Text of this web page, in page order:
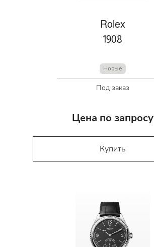
Rolex
1908
Новые
Под заказ
Цена по запросу
Купить